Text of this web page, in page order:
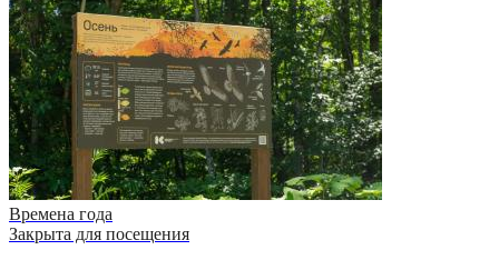
Времена года
Закрыта для посещения